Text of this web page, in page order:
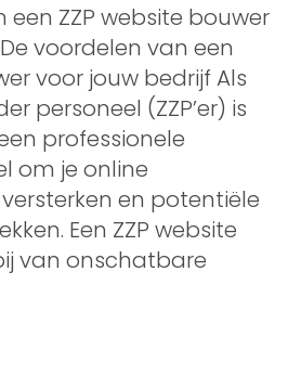
een ZZP website bouwer
voordelen van een
voor jouw bedrijf Als
personeel (ZZP’er) is
professionele
om je online
en potentiële
Een ZZP website
van onschatbare